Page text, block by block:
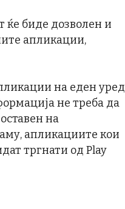
ќе биде дозволен и
апликации,
на еден уред
не треба да
на
апликациите кои
тргнати од Play